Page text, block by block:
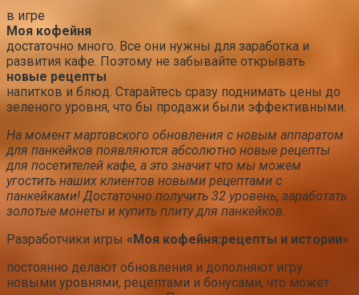
в игре
Моя кофейня
достаточно много. Все они нужны для заработка и
развития кафе. Поэтому не забывайте открывать
новые рецепты
напитков и блюд. Старайтесь сразу поднимать цены до
зеленого уровня, что бы продажи были эффективными.
На момент мартовского обновления с новым аппаратом
для панкейков появляются абсолютно новые рецепты
для посетителей кафе, а это значит что мы можем
угостить наших клиентов новыми рецептами с
панкейками! Достаточно получить 32 уровень, заработать
золотые монеты и купить плиту для панкейков.
Разработчики игры «Моя кофейня:рецепты и истории»
постоянно делают обновления и дополняют игру
новыми уровнями, рецептами и бонусами, что может